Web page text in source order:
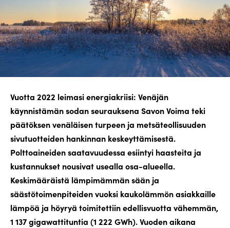
Vuotta 2022 leimasi energiakriisi: Venäjän
käynnistämän sodan seurauksena Savon Voima teki
päätöksen venäläisen turpeen ja metsäteollisuuden
sivutuotteiden hankinnan keskeyttämisestä.
Polttoaineiden saatavuudessa esiintyi haasteita ja
kustannukset nousivat usealla osa-alueella.
Keskimääräistä lämpimämmän sään ja
säästötoimenpiteiden vuoksi kaukolämmön asiakkaille
lämpöä ja höyryä toimitettiin edellisvuotta vähemmän,
1 137gigawattituntia (1 222 GWh). Vuoden aikana